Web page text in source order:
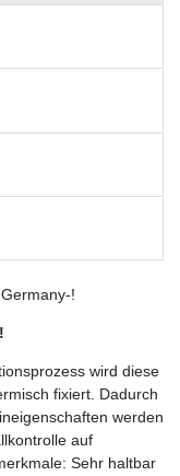
!
wird diese
fixiert. Dadurch
werden
auf
Sehr haltbar